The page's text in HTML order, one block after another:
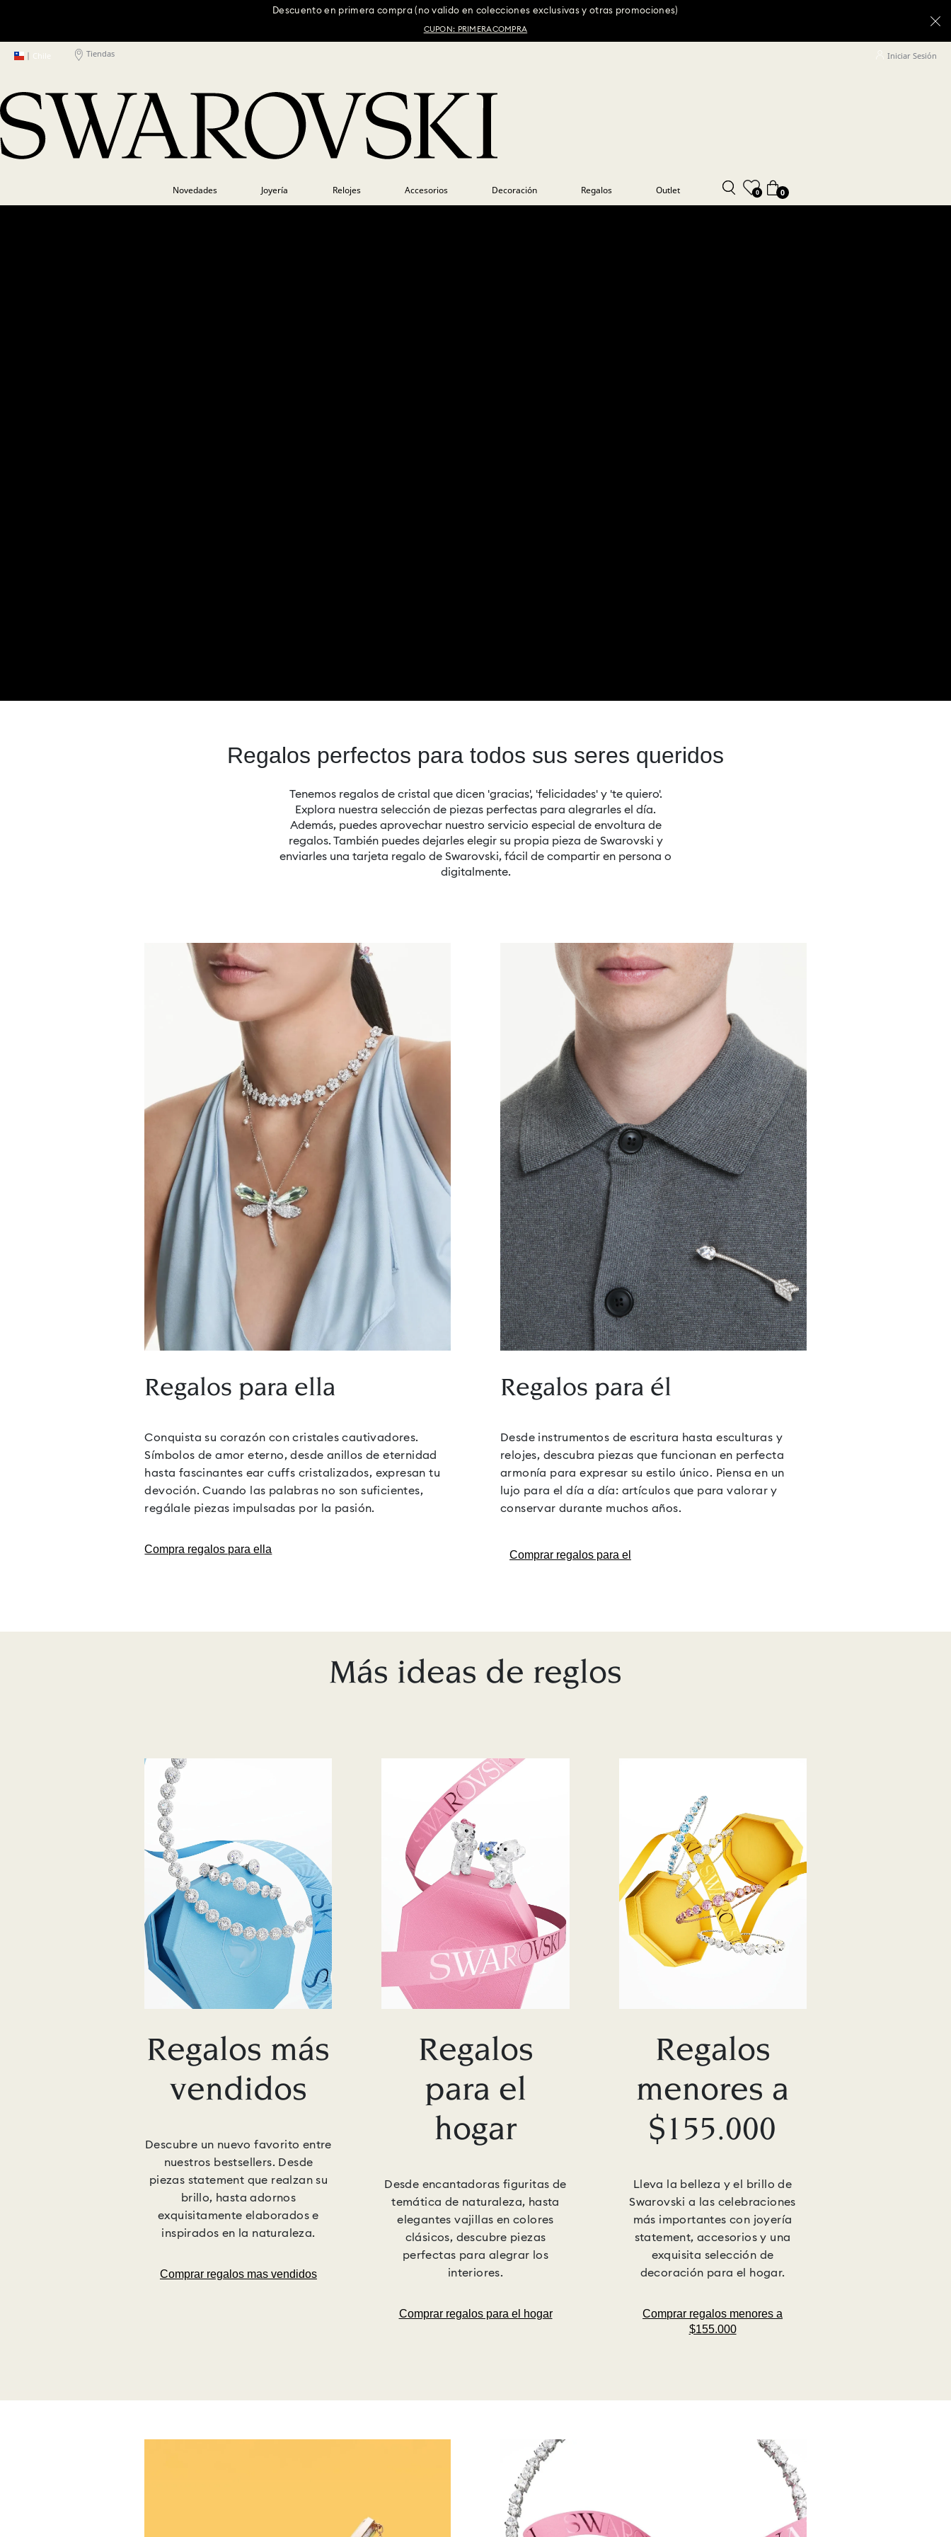
Descuento en primera compra (no valido en colecciones exclusivas y otras promociones)
CUPON: PRIMERACOMPRA
| Chile Tiendas Iniciar Sesión
Novedades Joyería Relojes Accesorios Decoración Regalos Outlet 0 0
Regalos Swarovski para cada ocasion
El Regalo Perfecto
Regalos perfectos para todos sus seres queridos
Tenemos regalos de cristal que dicen 'gracias', 'felicidades' y 'te quiero'.
Explora nuestra selección de piezas perfectas para alegrarles el día.
Además, puedes aprovechar nuestro servicio especial de envoltura de
regalos. También puedes dejarles elegir su propia pieza de Swarovski y
enviarles una tarjeta regalo de Swarovski, fácil de compartir en persona o
digitalmente.
Regalos para ella
Conquista su corazón con cristales cautivadores.
Símbolos de amor eterno, desde anillos de eternidad
hasta fascinantes ear cuffs cristalizados, expresan tu
devoción. Cuando las palabras no son suficientes,
regálale piezas impulsadas por la pasión.
Compra regalos para ella
Regalos para él
Desde instrumentos de escritura hasta esculturas y
relojes, descubra piezas que funcionan en perfecta
armonía para expresar su estilo único. Piensa en un
lujo para el día a día: artículos que para valorar y
conservar durante muchos años.
Comprar regalos para el
Más ideas de reglos
Regalos más
vendidos
Descubre un nuevo favorito entre
nuestros bestsellers. Desde
piezas statement que realzan su
brillo, hasta adornos
exquisitamente elaborados e
inspirados en la naturaleza.
Comprar regalos mas vendidos
Regalos
para el
hogar
Desde encantadoras figuritas de
temática de naturaleza, hasta
elegantes vajillas en colores
clásicos, descubre piezas
perfectas para alegrar los
interiores.
Comprar regalos para el hogar
Regalos
menores a
$155.000
Lleva la belleza y el brillo de
Swarovski a las celebraciones
más importantes con joyería
statement, accesorios y una
exquisita selección de
decoración para el hogar.
Comprar regalos menores a
$155.000